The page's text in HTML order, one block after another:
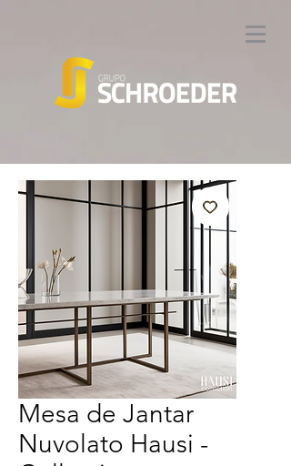
Mesa de Jantar
Nuvolato Hausi -